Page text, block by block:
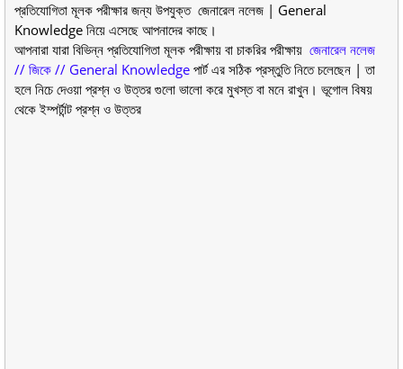
প্রতিযোগিতা মূলক পরীক্ষার জন্য উপযুক্ত জেনারেল নলেজ | General
Knowledge নিয়ে এসেছে আপনাদের কাছে।
আপনারা যারা বিভিন্ন প্রতিযোগিতা মূলক পরীক্ষায় বা চাকরির পরীক্ষায় জেনারেল নলেজ
// জিকে // General Knowledge পার্ট এর সঠিক প্রস্তুতি নিতে চলেছেন | তা
হলে নিচে দেওয়া প্রশ্ন ও উত্তর গুলো ভালো করে মুখস্ত বা মনে রাখুন। ভূগোল বিষয়
থেকে ইম্পর্টান্ট প্রশ্ন ও উত্তর